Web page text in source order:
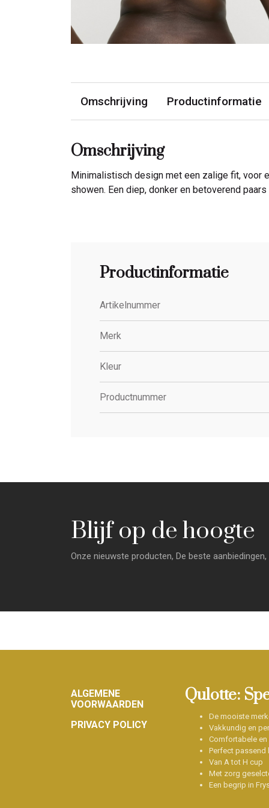
Omschrijving Productinformatie
Omschrijving
Minimalistisch design met een zalige fit, voor
showen. Een diep, donker en betoverend
Productinformatie
Artikelnummer
Merk
Kleur
Productnummer
Blijf op de hoogte
Onze nieuwste producten, De beste
Footer
ALGEMENE
VOORWAARDEN
PRIVACY POLICY
Qulotte:
De mooiste
Vakkundig en
Comfortabele en
Perfect passend
Van A tot H cup
Met zorg
Een begrip in